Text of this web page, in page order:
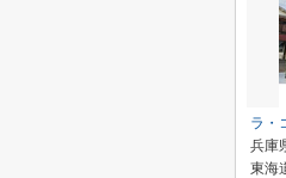
ラ・
兵庫
東海